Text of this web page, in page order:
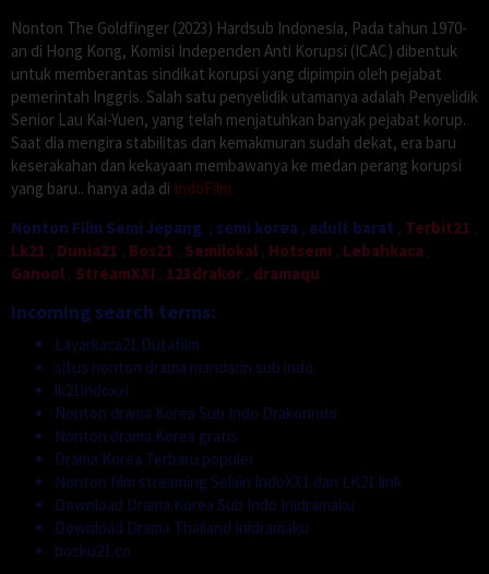
Nonton The Goldfinger (2023) Hardsub Indonesia, Pada tahun 1970-
an di Hong Kong, Komisi Independen Anti Korupsi (ICAC) dibentuk
untuk memberantas sindikat korupsi yang dipimpin oleh pejabat
pemerintah Inggris. Salah satu penyelidik utamanya adalah Penyelidik
Senior Lau Kai-Yuen, yang telah menjatuhkan banyak pejabat korup.
Saat dia mengira stabilitas dan kemakmuran sudah dekat, era baru
keserakahan dan kekayaan membawanya ke medan perang korupsi
yang baru.. hanya ada di IndoFilm
Nonton Film Semi Jepang , semi korea , adult barat , Terbit21 ,
Lk21 , Dunia21 , Bos21 , Semilokal , Hotsemi , Lebahkaca ,
Ganool , StreamXXI , 123drakor , dramaqu
Incoming search terms:
Layarkaca21 Dutafilm
situs nonton drama mandarin sub indo
lk21indoxxi
Nonton drama Korea Sub Indo Drakorindo
Nonton drama Korea gratis
Drama Korea Terbaru populer
Nonton film streaming Selain IndoXX1 dan LK21 link
Download Drama Korea Sub Indo Inidramaku
Download Drama Thailand Inidramaku
bosku21.co